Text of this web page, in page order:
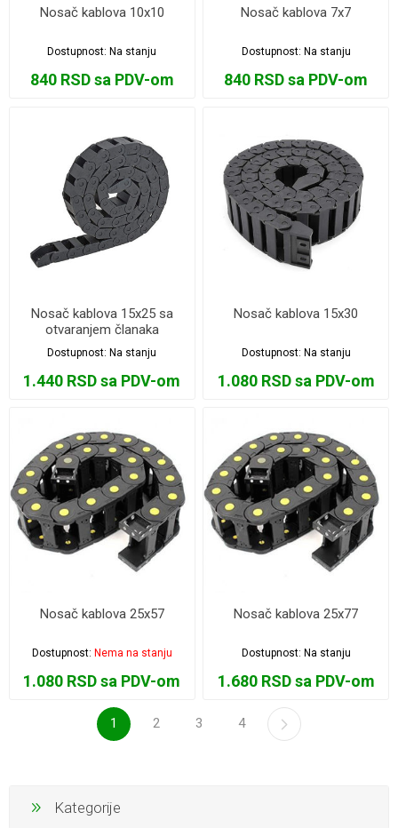
Nosač kablova 10x10
Dostupnost: Na stanju
840 RSD sa PDV-om
Nosač kablova 7x7
Dostupnost: Na stanju
840 RSD sa PDV-om
Nosač kablova 15x25 sa
otvaranjem članaka
Dostupnost:Na stanju
1.440 RSD sa PDV-om
Nosač kablova 15x30
Dostupnost: Na stanju
1.080 RSD sa PDV-om
Nosač kablova 25x57
Dostupnost: Nema na stanju
1.080 RSD sa PDV-om
Nosač kablova 25x77
Dostupnost: Na stanju
1.680 RSD sa PDV-om
1 2 3 4
Kategorije